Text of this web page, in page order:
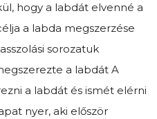
hogy a labdát elvenné a
a labda megszerzése
sorozatuk
a labdát A
a labdát és ismét elérni
nyer, aki először